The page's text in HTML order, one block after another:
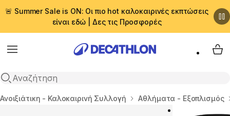
🚨 Summer Sale is ON: Οι πιο hot καλοκαιρινές εκπτώσεις
είναι εδώ | Δες τις Προσφορές
Menu
Αναζήτηση
My
Αρχική σελίδα
Ανοιξιάτικη - Καλοκαιρινή Συλλογή Αθλήματα - Εξοπλισμός